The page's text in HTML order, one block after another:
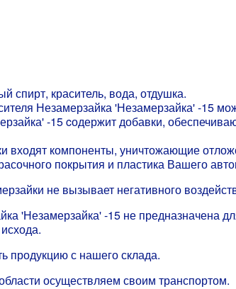
спирт, краситель, вода, отдушка.
Незамерзайка 'Незамерзайка' -15
-15 cодержит добавки,
входят компоненты, уничтожающие
покрытия и пластика Вашего
не вызывает негативного
'Незамерзайка' -15 не предназначена
продукцию с нашего склада.
осуществляем своим транспортом.